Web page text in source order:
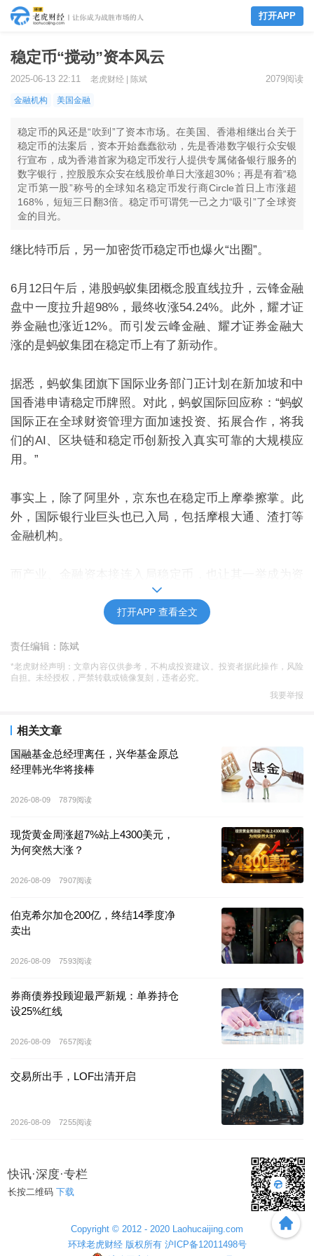
打开APP
稳定币“搅动”资本风云
2025-06-13 22:11 老虎财经 | 陈斌 2079阅读
金融机构 美国金融
稳定币的风还是“吹到”了资本市场。在美国、香港相继出台关于
稳定币的法案后，资本开始蠢蠢欲动，先是香港数字银行众安银
行宣布，成为香港首家为稳定币发行人提供专属储备银行服务的
数字银行，控股股东众安在线股价单日大涨超30%；再是有着“稳
定币第一股”称号的全球知名稳定币发行商Circle首日上市涨超
168%，短短三日翻3倍。稳定币可谓凭一己之力“吸引”了全球资
金的目光。
继比特币后，另一加密货币稳定币也爆火“出圈”。
6月 12 日午后， 港股蚂蚁集团概念股直线拉升，云锋金融
盘中一度拉升超98% ，最终收涨54.24%。 此外 ，耀才证
券金融也涨近12%。而引发云峰金融 、 耀才证券金融大
涨的是蚂蚁集团在稳定币上有了新动作。
据悉 ，蚂蚁集团旗下国际业务部门正计划在新加坡和中
国香港申请稳定币牌照。 对此，蚂蚁国际回应称： “蚂蚁
国际正在全球财资管理方面加速投资、拓展合作，将我
们的AI、区块链和稳定币创新投入真实可靠的大规模应
用。 ”
事实上，除了阿里外，京东也在稳定币上摩拳擦掌。此
外，国际银行业巨头也已入局，包括摩根大通、渣打等
金融机构。
6月12日，港股上市公司云峰金融股价异动，盘中一度暴
股；截至收盘虽有所回落，
消息面上，据报道，蚂蚁国际正计划在新加坡、中国香
港和卢森堡申请稳定币牌照。
同日，蚂蚁国际回应称，
欢迎香港立法会通过《稳定币条例草案》，将在8月 1日
法案生效、申请通道开启后尽快提交牌照申请，期望为
近期，因稳定币概念而股价大涨的港股公司并非仅云峰
金融一家。早在
日，互联网保险公司众安在线股价
涨幅更达71.66%。
公开信息显示，众安在线持股
的众安银行，于
的数字银行。目前，该行已为超80 Web3公司提供商业
银行服务，同时也是本地持牌虚拟资产交易平台
港股稳定币概念股热度持续扩散。据中国银行证券统
计，近期股价大涨的相关公司还包括中国光大控股、连
连数据、移卡、欧科云链、新火科技控股、雄岸科技、
联易融科技-W、渣打集团等。其中，连连数据在5月21
稳定币概念热潮同样席卷
股市场。中国银河证券统计
只稳定币概念股，包括雄帝科技、御
银股份、四方精创、翠微股份、恒宝股份、天阳科技、
中科金财、海联金汇、拉卡拉、京北方、数字认证、神
打开APP 查看全文
责任编辑：陈斌
*老虎财经声明：文章内容仅供参考，不构成投资建议。投资者据此操作，风险
自担。未经授权，严禁转载或镜像复刻，违者必究。
我要举报
相关文章
国融基金总经理离任，兴华基金原总
经理韩光华将接棒
2026-08-09 7879阅读
现货黄金周涨超7%站上4300美元，
为何突然大涨？
2026-08-09 7907阅读
伯克希尔加仓200亿，终结14季度净
卖出
2026-08-09 7593阅读
券商债券投顾迎最严新规：单券持仓
设25%红线
2026-08-09 7657阅读
交易所出手，LOF出清开启
2026-08-09 7255阅读
快讯·深度·专栏
长按二维码下载
Copyright © 2012 - 2020 Laohucaijing.com
环球老虎财经 版权所有 沪ICP备12011498号